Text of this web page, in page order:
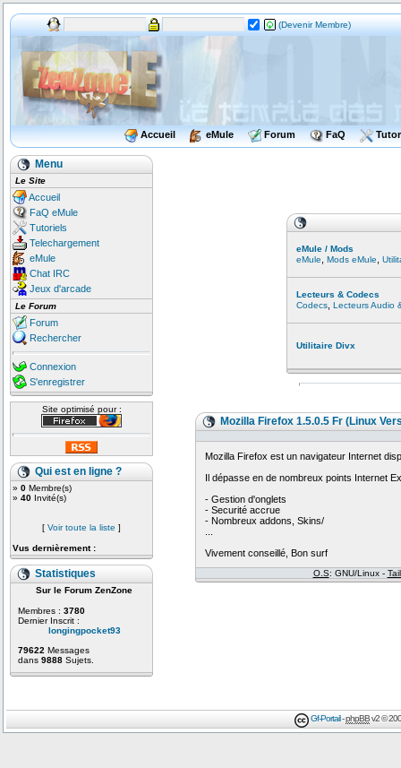
(Devenir Membre)
Accueil eMule Forum FaQ
Menu
Le Site
Accueil
FaQ eMule
Tutoriels
Telechargement
eMule
Chat IRC
Jeux d'arcade
Le Forum
Forum
Rechercher
Connexion
S'enregistrer
Site optimisé pour :
Qui est en ligne ?
» 0 Membre(s)
» 40 Invité(s)
[ Voir toute la liste ]
Vus dernièrement :
Statistiques
Sur le Forum ZenZone
Membres : 3780
Dernier Inscrit :
longingpocket93
79622 Messages
dans 9888 Sujets.
eMule / Mods
eMule
Mods eMule
Lecteurs & Codecs
Codecs Lecteurs Audio
Utilitaire Divx
Mozilla Firefox 1.5.0.5 Fr (Linux
Mozilla Firefox est un navigateur Internet
Il dépasse en de nombreux points Internet
- Gestion d'onglets
- Securité accrue
- Nombreux addons, Skins/
Vivement conseillé, Bon surf
O.S: GNU/Linux -
Gf-Portail-phpBBv2 ©